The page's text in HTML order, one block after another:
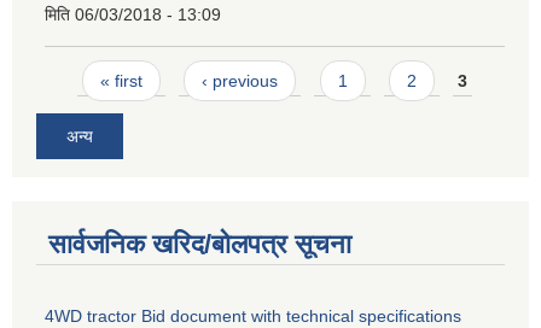
मिति 06/03/2018 - 13:09
Pages
« first ‹ previous 1 2 3
अन्य
सार्वजनिक खरिद/बोलपत्र सूचना
4WD tractor Bid document with technical specifications